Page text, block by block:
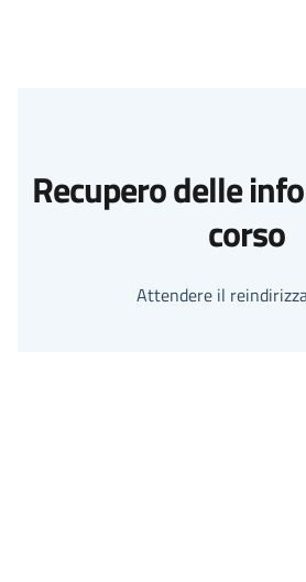
Recupero delle
corso
Attendere il